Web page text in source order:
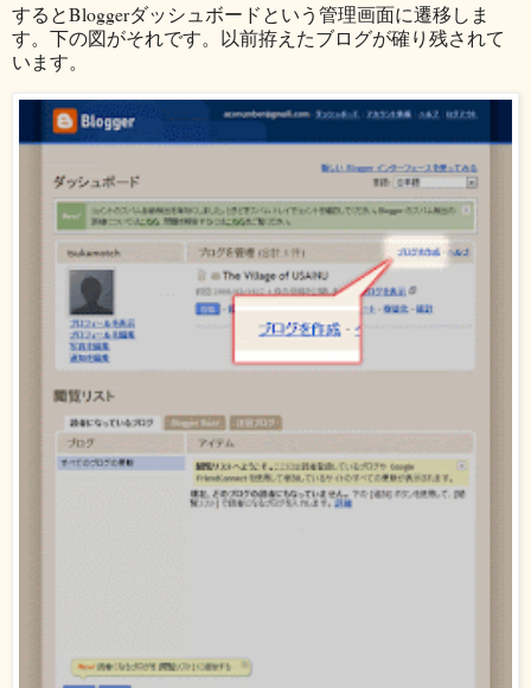
するとBloggerダッシュボードという管理画面に遷移しま
す。下の図がそれです。以前拵えたブログが確り残されて
います。